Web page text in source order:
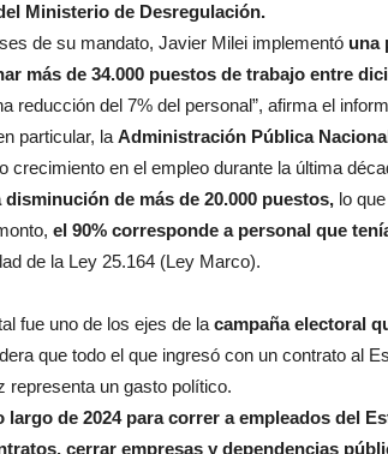
Ministerio de Desregulación.
de su mandato, Javier Milei implementó una
más de 34.000 puestos de trabajo entre
reducción del 7% del personal”, afirma el
particular, la Administración Pública Naciona
crecimiento en el empleo durante la última
de más de 20.000 puestos, lo
el 90% corresponde a personal que
de la Ley 25.164 (Ley Marco).
fue uno de los ejes de la campaña electoral
que todo el que ingresó con un contrato al
representa un gasto político.
largo de 2024 para correr a empleados del
cerrar empresas y dependencias